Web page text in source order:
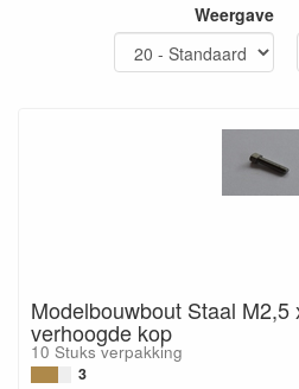
Weergave
Modelbouwbout Staal M2,5
verhoogde kop
10 Stuks verpakking
3